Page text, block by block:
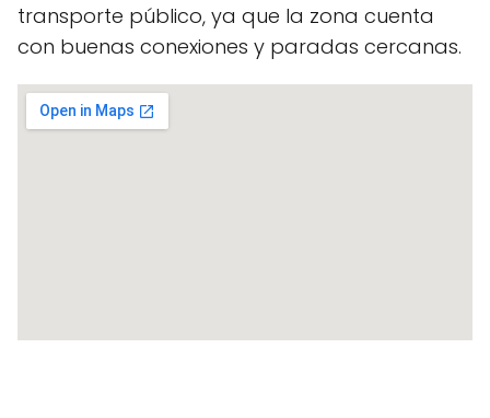
transporte público, ya que la zona cuenta
con buenas conexiones y paradas cercanas.